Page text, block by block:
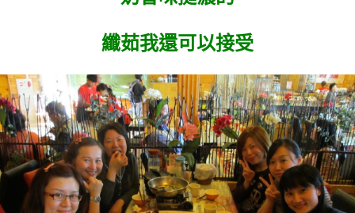
纖茹我還可以接受